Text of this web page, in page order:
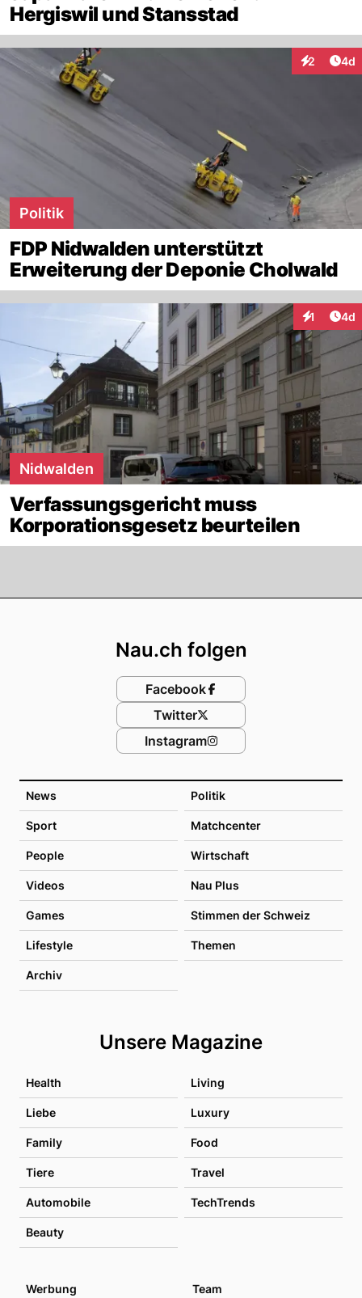
Hergiswil und Stansstad
2 4d
Politik
FDP Nidwalden unterstützt
Erweiterung der Deponie Cholwald
1 4d
Nidwalden
Verfassungsgericht muss
Korporationsgesetz beurteilen
News Politik
Sport Matchcenter
People Wirtschaft
Videos Nau Plus
Games Stimmen der Schweiz
Lifestyle Themen
Archiv
Unsere Magazine
Health Living
Liebe Luxury
Family Food
Tiere Travel
Automobile TechTrends
Beauty
Nau.ch folgen
Facebook
Twitter
Instagram
Werbung Team